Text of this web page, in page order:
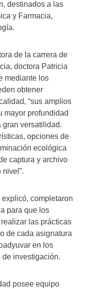
destinados a las
y Farmacia,
de la carrera de
doctora Patricia
mediante los
obtener
“sus amplios
mayor profundidad
gran versatilidad.
opciones de
ecológica
captura y archivo
completaron
para que los
las prácticas
de cada asignatura
en los
de investigación.
posee equipo